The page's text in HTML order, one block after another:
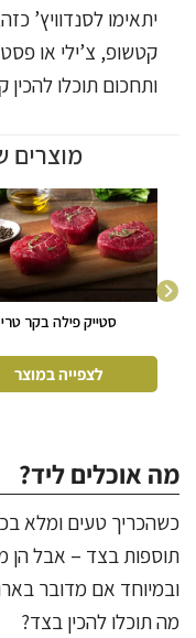
יתאימו לסנדוויץ’
קטשופ, צ’ילי או
ותחכום תוכלו
מוצרים
סטייק פילה בקר טרי
מה אוכלים ליד?
כשהכריך טעים ומלא
תוספות בצד – אבל הן
ובמיוחד אם מדובר
מה תוכלו להכין בצד?